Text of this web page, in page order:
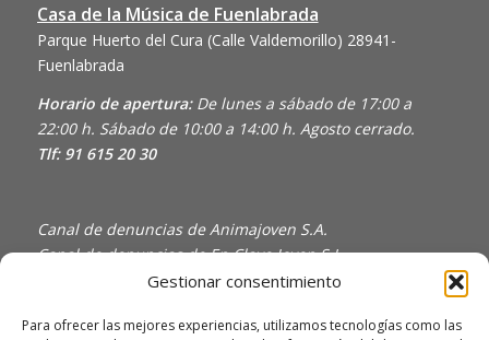
Gestionar consentimiento
Para ofrecer las mejores experiencias, utilizamos tecnologías como las
Casa de la Música de Fuenlabrada
Parque Huerto del Cura (Calle Valdemorillo) 28941-
Fuenlabrada
Horario de apertura: De lunes a sábado de 17:00 a
22:00 h. Sábado de 10:00 a 14:00 h. Agosto cerrado.
Tlf: 91 615 20 30
Canal de denuncias de Animajoven S.A.
Canal de denuncias de En Clave Joven S.L.
Política de Privacidad y Uso de Cookies
Política de calidad